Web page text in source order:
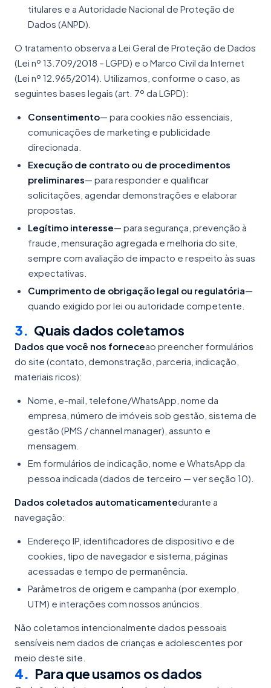
titulares e a Autoridade Nacional de Proteção de
Dados (ANPD).
O tratamento observa a Lei Geral de Proteção de Dados
(Lei nº 13.709/2018 – LGPD) e o Marco Civil da Internet
(Lei nº 12.965/2014). Utilizamos, conforme o caso, as
seguintes bases legais (art. 7º da LGPD):
Consentimento— para cookies não essenciais,
comunicações de marketing e publicidade
direcionada.
Execução de contrato ou de procedimentos
preliminares— para responder e qualificar
solicitações, agendar demonstrações e elaborar
propostas.
Legítimo interesse— para segurança, prevenção à
fraude, mensuração agregada e melhoria do site,
sempre com avaliação de impacto e respeito às suas
expectativas.
Cumprimento de obrigação legal ou regulatória—
quando exigido por lei ou autoridade competente.
3. Quais dados coletamos
Dados que você nos forneceao preencher formulários
do site (contato, demonstração, parceria, indicação,
materiais ricos):
Nome, e-mail, telefone/WhatsApp, nome da
empresa, número de imóveis sob gestão, sistema de
gestão (PMS / channel manager), assunto e
mensagem.
Em formulários de indicação, nome e WhatsApp da
pessoa indicada (dados de terceiro — ver seção 10).
Dados coletados automaticamentedurante a
navegação:
Endereço IP, identificadores de dispositivo e de
cookies, tipo de navegador e sistema, páginas
acessadas e tempo de permanência.
Parâmetros de origem e campanha (por exemplo,
UTM) e interações com nossos anúncios.
Não coletamos intencionalmente dados pessoais
sensíveis nem dados de crianças e adolescentes por
meio deste site.
4. Para que usamos os dados